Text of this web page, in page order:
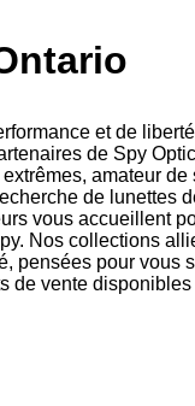
et de
de Spy
amateur de
de lunettes
vous accueillent
Nos collections
pensées pour vous
de vente disponibles